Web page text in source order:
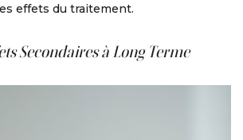
effets du traitement.
Secondaires à Long Terme